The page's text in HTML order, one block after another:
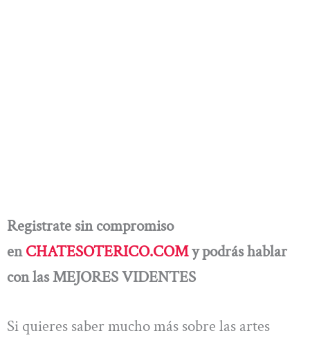
Registrate sin compromiso
enCHATESOTERICO.COMy podrás hablar
con las MEJORES VIDENTES
Si quieres saber mucho más sobre las artes